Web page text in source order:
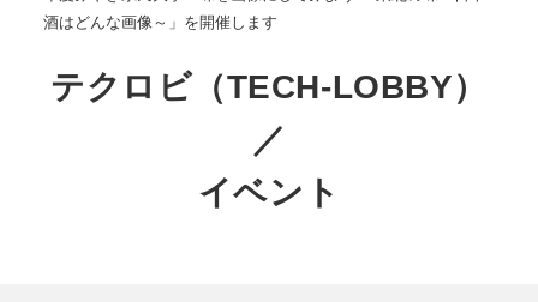
酒はどんな画像～」を開催します
テクロビ（TECH-LOBBY）
／
イベント